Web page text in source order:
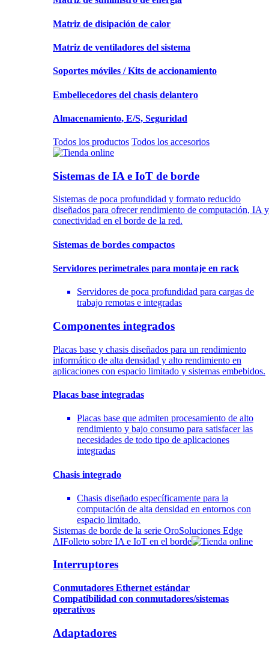
Matriz de disipación de calor
Matriz de ventiladores del sistema
Soportes móviles / Kits de accionamiento
Embellecedores del chasis delantero
Almacenamiento, E/S, Seguridad
Todos los productos Todos los accesorios
Sistemas de IA e IoT de borde
Sistemas de poca profundidad y formato reducido
diseñados para ofrecer rendimiento de computación, IA y
conectividad en el borde de la red.
Sistemas de bordes compactos
Servidores perimetrales para montaje en rack
Servidores de poca profundidad para cargas de
trabajo remotas e integradas
Componentes integrados
Placas base y chasis diseñados para un rendimiento
informático de alta densidad y alto rendimiento en
aplicaciones con espacio limitado y sistemas embebidos.
Placas base integradas
Placas base que admiten procesamiento de alto
rendimiento y bajo consumo para satisfacer las
necesidades de todo tipo de aplicaciones
integradas
Chasis integrado
Chasis diseñado específicamente para la
computación de alta densidad en entornos con
espacio limitado.
Sistemas de borde de la serie OroSoluciones Edge
AIFolleto sobre IA e IoT en el borde
Interruptores
Conmutadores Ethernet estándar
Compatibilidad con conmutadores/sistemas
operativos
Adaptadores